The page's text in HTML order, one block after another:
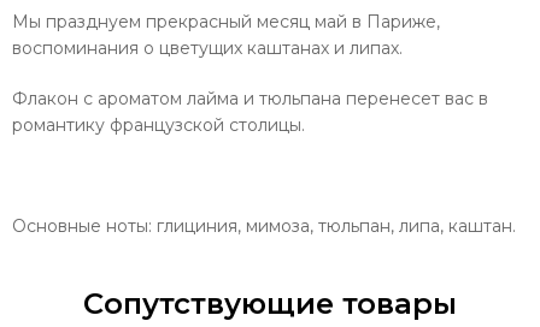
Мы празднуем прекрасный месяц май в Париже,
воспоминания о цветущих каштанах и липах.
Флакон с ароматом лайма и тюльпана перенесет вас в
романтику французской столицы.
Основные ноты: глициния, мимоза, тюльпан, липа, каштан.
Сопутствующие товары